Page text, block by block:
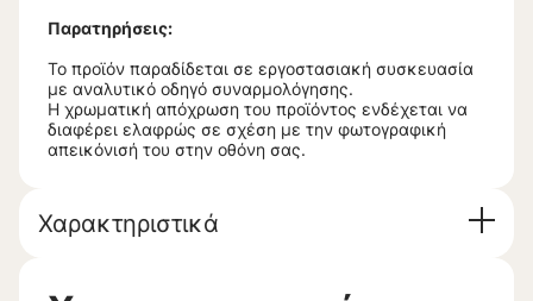
Παρατηρήσεις:
Το προϊόν παραδίδεται σε εργοστασιακή συσκευασία
με αναλυτικό οδηγό συναρμολόγησης.
Η χρωματική απόχρωση του προϊόντος ενδέχεται να
διαφέρει ελαφρώς σε σχέση με την φωτογραφική
απεικόνισή του στην οθόνη σας.
Χαρακτηριστικά